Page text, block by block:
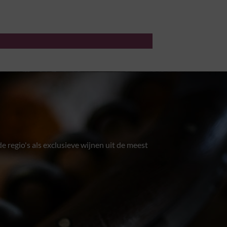
regio's als exclusieve wijnen uit de meest